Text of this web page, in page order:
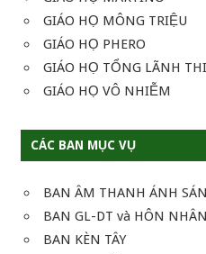
GIÁO HỌ MÔNG TRIỆU
GIÁO HỌ PHERO
GIÁO HỌ TỔNG LÃNH
GIÁO HỌ VÔ NHIỄM
CÁC BAN MỤC VỤ
BAN ÂM THANH ÁNH
BAN GL-DT và HÔN NHÂN
BAN KÈN TÂY